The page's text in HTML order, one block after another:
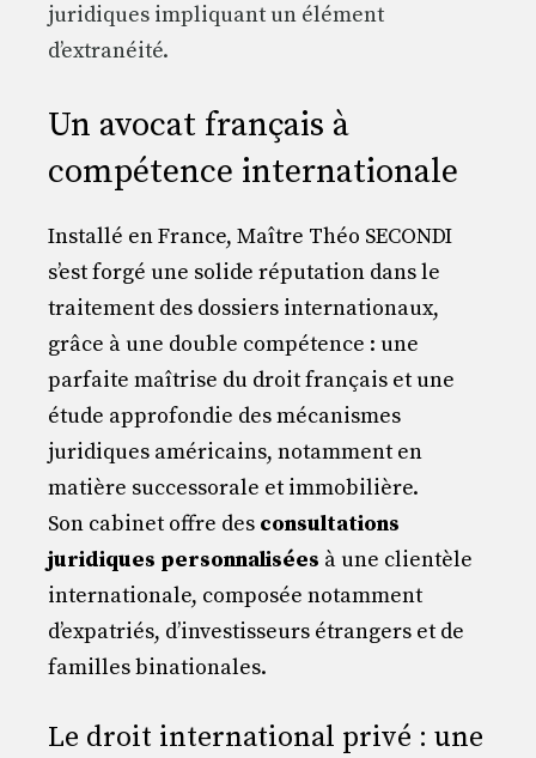
juridiques impliquant un élément
d’extranéité.
Un avocat français à
compétence internationale
Installé en France, Maître Théo SECONDI
s’est forgé une solide réputation dans le
traitement des dossiers internationaux,
grâce à une double compétence : une
parfaite maîtrise du droit français et une
étude approfondie des mécanismes
juridiques américains, notamment en
matière successorale et immobilière.
Son cabinet offre des consultations
juridiques personnalisées à une clientèle
internationale, composée notamment
d’expatriés, d’investisseurs étrangers et de
familles binationales.
Le droit international privé : une